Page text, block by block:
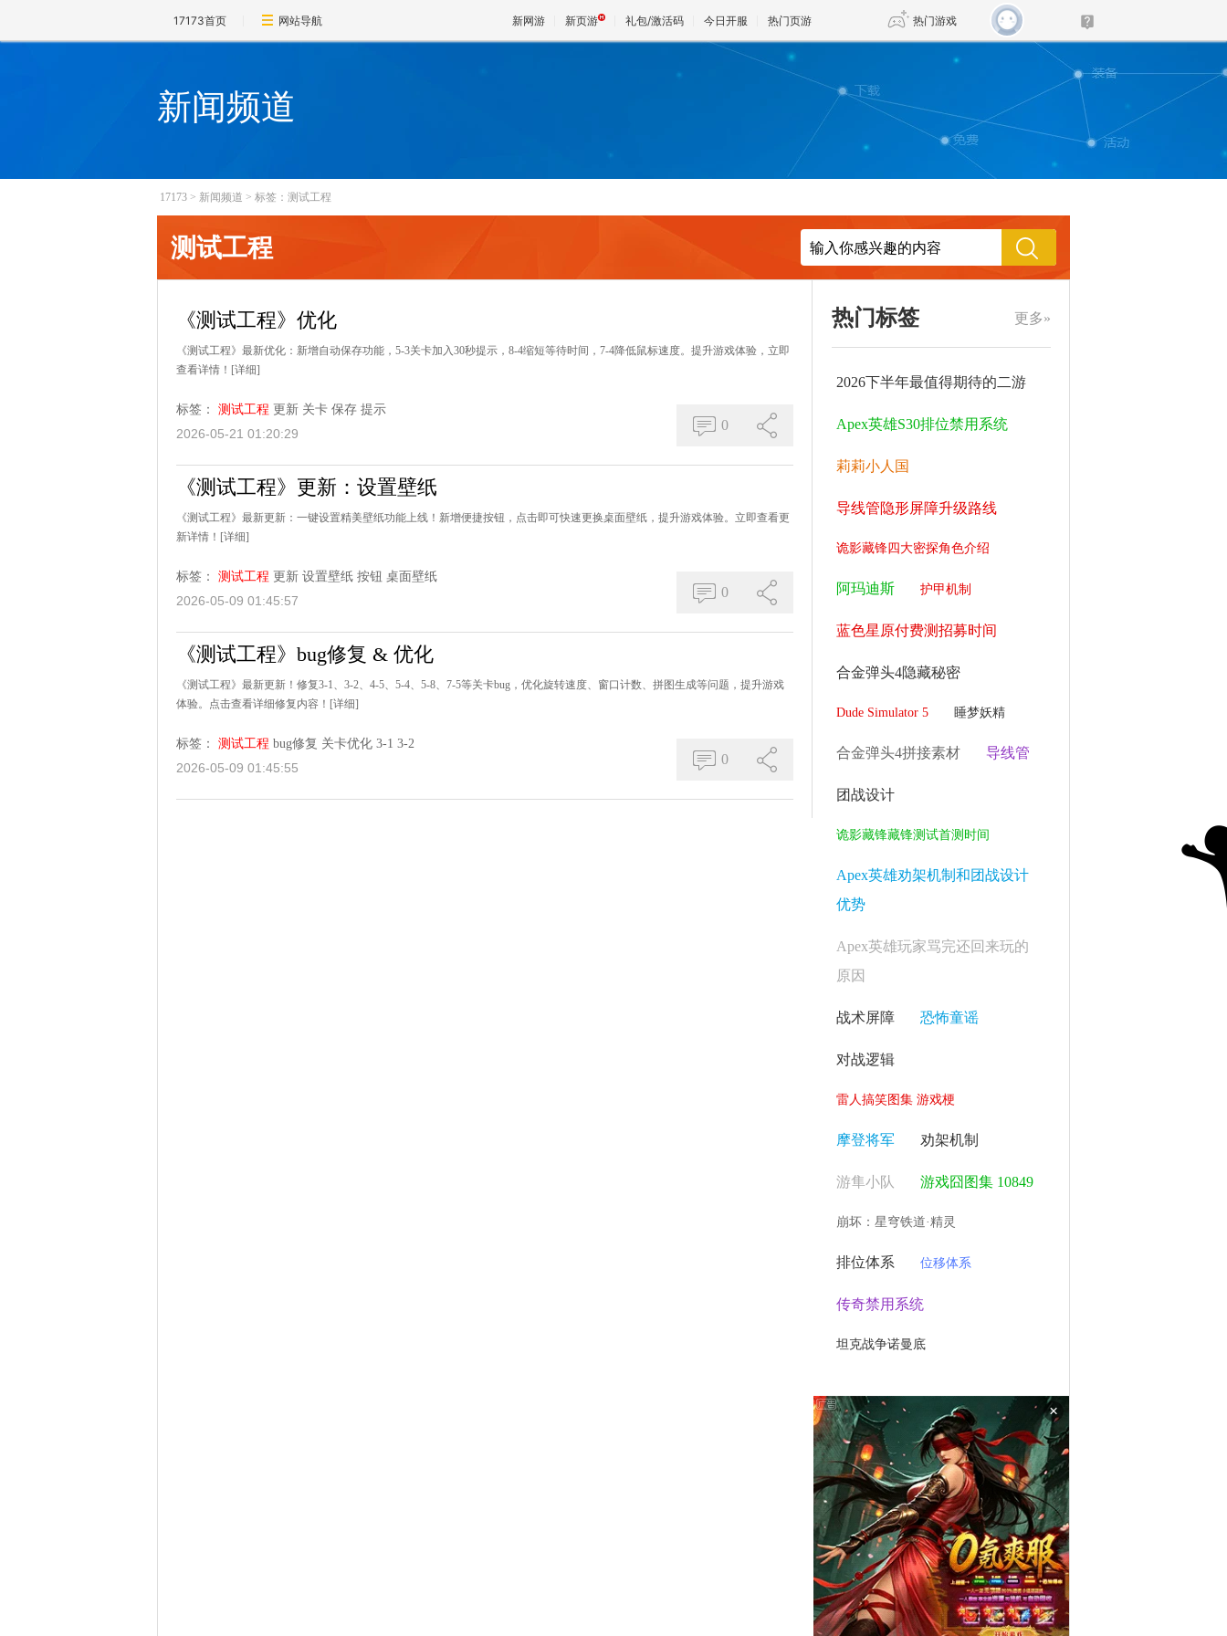
17173首页 网站导航 新网游 新页游 礼包/激活码 今日开服 热门页游 热门游戏
DNF 传奇4
天堂
王权与自由 诛仙世界 新仙侠5
新闻频道
17173 > 新闻频道 > 标签：测试工程
测试工程
《测试工程》优化
《测试工程》最新优化：新增自动保存功能，5-3关卡加入30秒提示，8-4缩短等待时间，7-4降低鼠标速度。提升游戏体验，立即
查看详情！ [详细]
标签： 测试工程 更新 关卡 保存 提示
2026-05-21 01:20:29
0
《测试工程》更新：设置壁纸
《测试工程》最新更新：一键设置精美壁纸功能上线！新增便捷按钮，点击即可快速更换桌面壁纸，提升游戏体验。立即查看更
新详情！ [详细]
标签： 测试工程 更新 设置壁纸 按钮 桌面壁纸
2026-05-09 01:45:57
0
《测试工程》bug修复 & 优化
《测试工程》最新更新！修复3-1、3-2、4-5、5-4、5-8、7-5等关卡bug，优化旋转速度、窗口计数、拼图生成等问题，提升游戏
体验。点击查看详细修复内容！ [详细]
标签： 测试工程 bug修复 关卡优化 3-1 3-2
2026-05-09 01:45:55
0
更多»
热门标签
2026下半年最值得期待的二游
Apex英雄S30排位禁用系统
莉莉小人国
导线管隐形屏障升级路线
诡影藏锋四大密探角色介绍
阿玛迪斯 护甲机制
蓝色星原付费测招募时间
合金弹头4隐藏秘密
Dude Simulator 5 睡梦妖精
合金弹头4拼接素材 导线管
团战设计
诡影藏锋藏锋测试首测时间
Apex英雄劝架机制和团战设计
优势
Apex英雄玩家骂完还回来玩的
原因
战术屏障 恐怖童谣
对战逻辑
雷人搞笑图集 游戏梗
摩登将军 劝架机制
游隼小队 游戏囧图集 10849
崩坏：星穹铁道·精灵
排位体系 位移体系
传奇禁用系统
坦克战争诺曼底
×